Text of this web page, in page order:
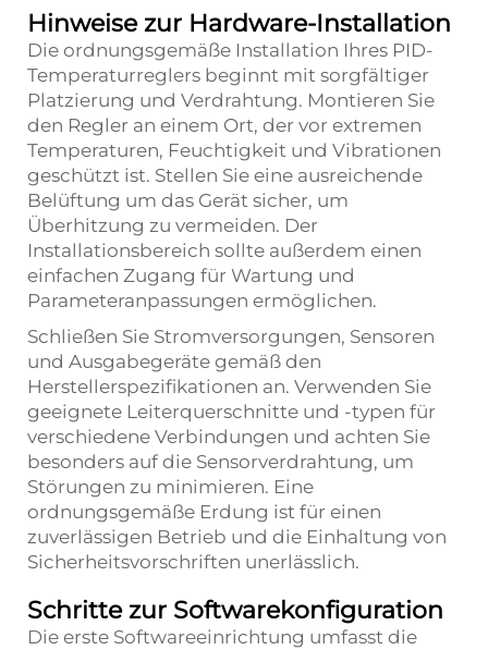
Hinweise zur Hardware-Installation
Die ordnungsgemäße Installation Ihres PID-
Temperaturreglers beginnt mit sorgfältiger
Platzierung und Verdrahtung. Montieren Sie
den Regler an einem Ort, der vor extremen
Temperaturen, Feuchtigkeit und Vibrationen
geschützt ist. Stellen Sie eine ausreichende
Belüftung um das Gerät sicher, um
Überhitzung zu vermeiden. Der
Installationsbereich sollte außerdem einen
einfachen Zugang für Wartung und
Parameteranpassungen ermöglichen.
Schließen Sie Stromversorgungen, Sensoren
und Ausgabegeräte gemäß den
Herstellerspezifikationen an. Verwenden Sie
geeignete Leiterquerschnitte und -typen für
verschiedene Verbindungen und achten Sie
besonders auf die Sensorverdrahtung, um
Störungen zu minimieren. Eine
ordnungsgemäße Erdung ist für einen
zuverlässigen Betrieb und die Einhaltung von
Sicherheitsvorschriften unerlässlich.
Schritte zur Softwarekonfiguration
Die erste Softwareeinrichtung umfasst die